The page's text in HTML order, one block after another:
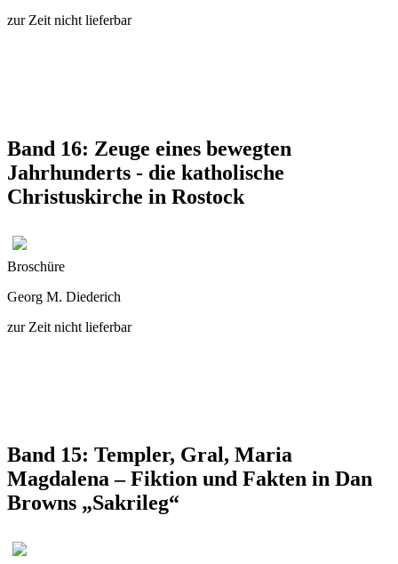
zur Zeit nicht lieferbar
Band 16: Zeuge eines bewegten
Jahrhunderts - die katholische
Christuskirche in Rostock
Broschüre
Georg M. Diederich
zur Zeit nicht lieferbar
Band 15: Templer, Gral, Maria
Magdalena – Fiktion und Fakten in Dan
Browns „Sakrileg“